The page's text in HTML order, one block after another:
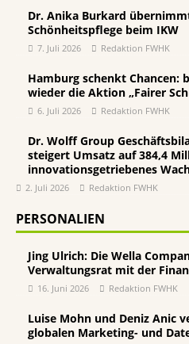
Dr. Anika Burkard
Schönheitspflege beim IKW
7. Juli 2026 Redaktion FWHK
Hamburg schenkt
wieder die Aktion „Fairer
6. Juli 2026 Redaktion FWHK
Dr. Wolff Group
steigert Umsatz auf 384,4
innovationsgetriebenes
2. Juli 2026 Redaktion FWHK
PERSONALIEN
Jing Ulrich: Die Wella
Verwaltungsrat mit der
16. Juni 2026 Redaktion FWHK
Luise Mohn und Deniz Anic
globalen Marketing- und